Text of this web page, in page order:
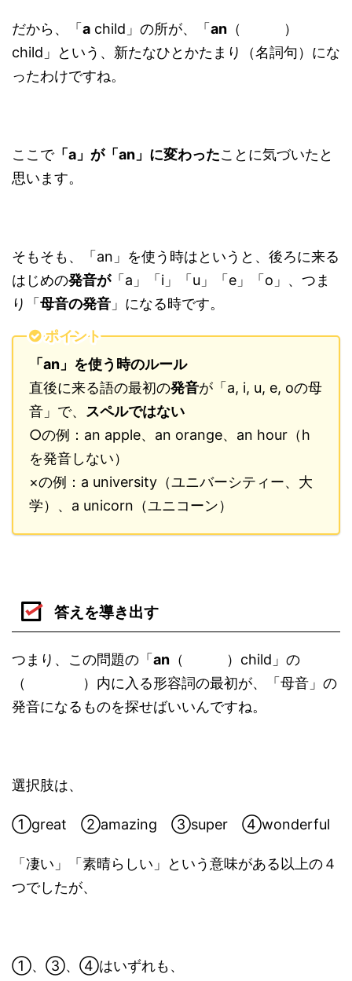
だから、「a child」の所が、「an （ ）
child」という、新たなひとかたまり（名詞句）にな
ったわけですね。
ここで「a」が「an」に変わったことに気づいたと
思います。
そもそも、「an」を使う時はというと、後ろに来る
はじめの発音が「a」「i」「u」「e」「o」、つま
り「母音の発音 」になる時です。
ポイント
「an」を使う時のルール
直後に来る語の最初の発音が「a, i, u, e, oの母
音」で、 スペルではない
○の例：an apple、an orange、an hour（h
を発音しない）
×の例：a university（ユニバーシティー、大
学）、a unicorn（ユニコーン）
答えを導き出す
つまり、この問題の「an （ ）child」の
（ ）内に入る形容詞の最初が、「母音」の
発音になるものを探せばいいんですね。
選択肢は、
①great ②amazing ③super ④wonderful
「凄い」「素晴らしい」という意味がある以上の４
つでしたが、
①、③、④はいずれも、